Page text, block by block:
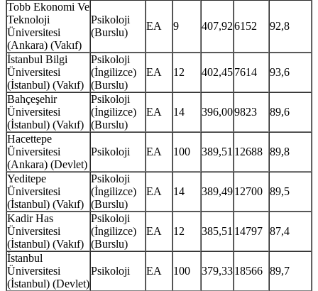
Tobb Ekonomi Ve
Teknoloji
Üniversitesi
(Ankara) (Vakıf)
Psikoloji
(Burslu)
EA 9 407,926152 92,8
İstanbul Bilgi
Üniversitesi
(İstanbul) (Vakıf)
Psikoloji
(İngilizce)
(Burslu)
EA 12 402,457614 93,6
Bahçeşehir
Üniversitesi
(İstanbul) (Vakıf)
Psikoloji
(İngilizce)
(Burslu)
EA 14 396,009823 89,6
Hacettepe
Üniversitesi
(Ankara) (Devlet)
Psikoloji EA 100 389,51 12688 89,8
Yeditepe
Üniversitesi
(İstanbul) (Vakıf)
Psikoloji
(İngilizce)
(Burslu)
EA 14 389,4912700 89,5
Kadir Has
Üniversitesi
(İstanbul) (Vakıf)
Psikoloji
(İngilizce)
(Burslu)
EA 12 385,51 14797 87,4
İstanbul
Üniversitesi
(İstanbul) (Devlet)
Psikoloji EA 100 379,3318566 89,7